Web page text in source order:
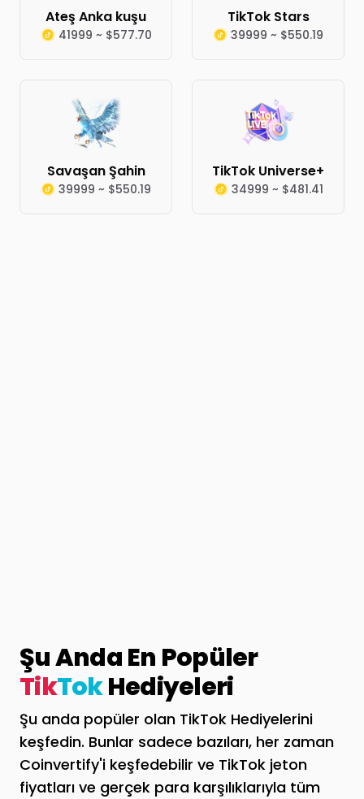
Ateş Anka kuşu
41999 ~ $577.70
TikTok Stars
39999 ~ $550.19
Savaşan Şahin
39999 ~ $550.19
TikTok Universe+
34999 ~ $481.41
Şu Anda En Popüler
TikTokHediyeleri
Şu anda popüler olan TikTok Hediyelerini
keşfedin. Bunlar sadece bazıları, her zaman
Coinvertify'i keşfedebilir ve TikTok jeton
fiyatları ve gerçek para karşılıklarıyla tüm